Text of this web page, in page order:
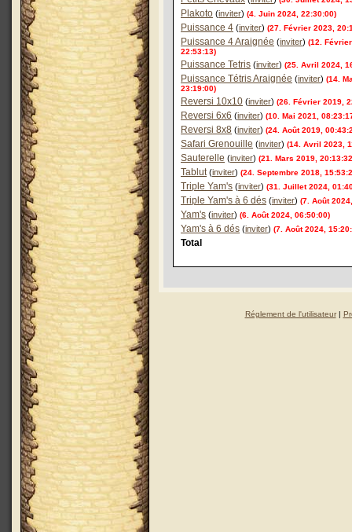
Plakoto (inviter) (4. Juin 2024, 22:30:00)
Puissance 4 (inviter) (27. Février 2023,
Puissance 4 Araignée (inviter) (12.
22:53:13)
Puissance Tetris (inviter) (25. Avril 2024,
Puissance Tétris Araignée (inviter) (14.
23:19:00)
Reversi 10x10 (inviter) (26. Février 2019,
Reversi 6x6 (inviter) (10. Mai 2021,
Reversi 8x8 (inviter) (24. Août 2019,
Safari Grenouille (inviter) (14. Avril 2023,
Sauterelle (inviter) (21. Mars 2019,
Tablut (inviter) (24. Septembre 2018,
Triple Yam's (inviter) (31. Juillet 2024,
Triple Yam's à 6 dés (inviter) (7. Août
Yam's (inviter) (6. Août 2024, 06:50:00)
Yam's à 6 dés (inviter) (7. Août 2024,
Total
Réglement de l'utilisateur|